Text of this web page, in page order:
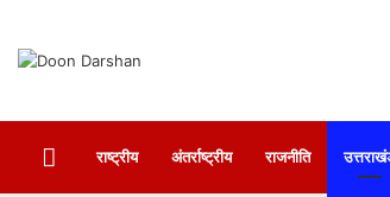
राष्ट्रीय अंतर्राष्ट्रीय राजनीति